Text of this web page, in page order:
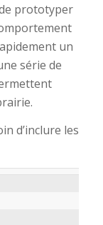
prototyper
un
série de
d’inclure les